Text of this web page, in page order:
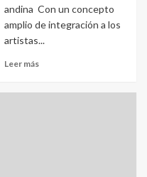
andina Con un concepto
amplio de integración a los
artistas...
Leer más